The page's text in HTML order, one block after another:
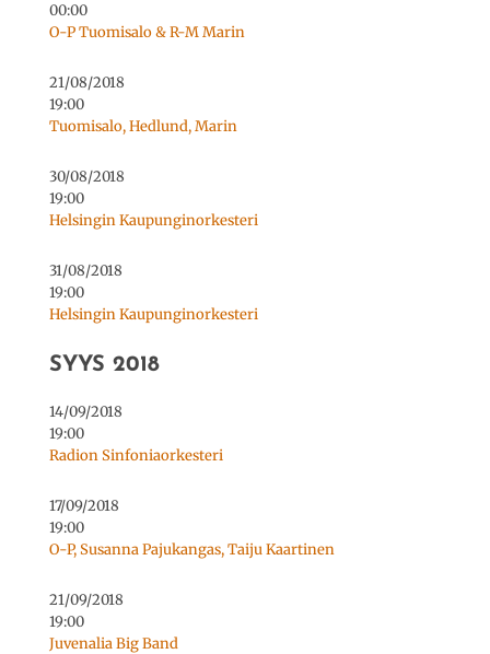
00:00
O-P Tuomisalo & R-M Marin
21/08/2018
19:00
Tuomisalo, Hedlund, Marin
30/08/2018
19:00
Helsingin Kaupunginorkesteri
31/08/2018
19:00
Helsingin Kaupunginorkesteri
SYYS 2018
14/09/2018
19:00
Radion Sinfoniaorkesteri
17/09/2018
19:00
O-P, Susanna Pajukangas, Taiju Kaartinen
21/09/2018
19:00
Juvenalia Big Band